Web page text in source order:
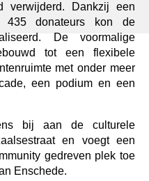
verwijderd. Dankzij een
435 donateurs kon de
De voormalige
tot een flexibele
met onder meer
een podium en een
bij aan de culturele
en voegt een
gedreven plek toe
Enschede.